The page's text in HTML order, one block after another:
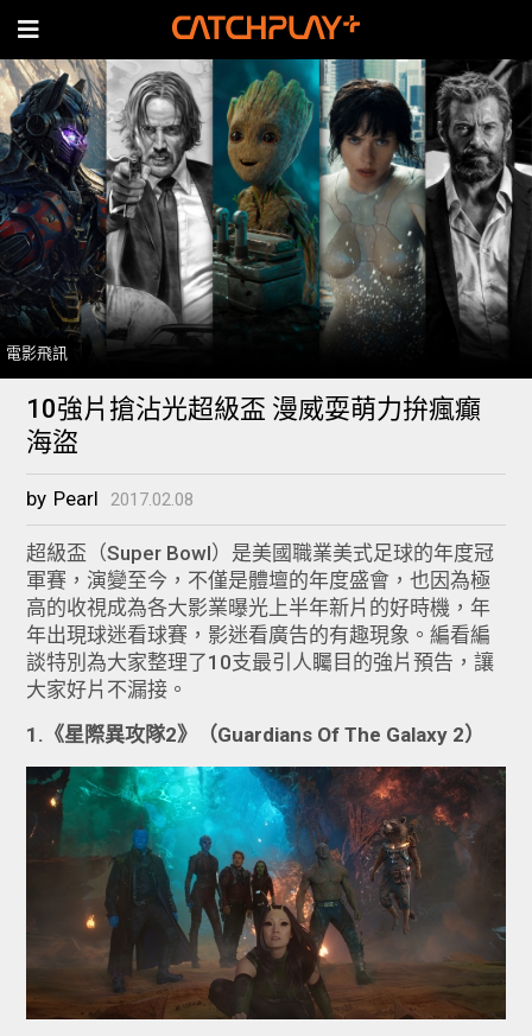
電影飛訊
10強片搶沾光超級盃 漫威耍萌力拚瘋癲
海盜
by Pearl 2017.02.08
超級盃（Super Bowl）是美國職業美式足球的年度冠
軍賽，演變至今，不僅是體壇的年度盛會，也因為極
高的收視成為各大影業曝光上半年新片的好時機，年
年出現球迷看球賽，影迷看廣告的有趣現象。編看編
談特別為大家整理了10支最引人矚目的強片預告，讓
大家好片不漏接。
1.《星際異攻隊2》（Guardians Of The Galaxy 2）